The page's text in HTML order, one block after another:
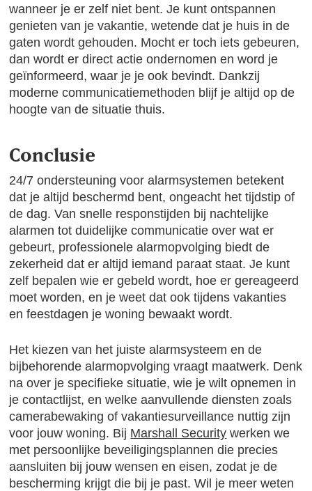
wanneer je er zelf niet bent. Je kunt ontspannen
genieten van je vakantie, wetende dat je huis in de
gaten wordt gehouden. Mocht er toch iets gebeuren,
dan wordt er direct actie ondernomen en word je
geïnformeerd, waar je je ook bevindt. Dankzij
moderne communicatiemethoden blijf je altijd op de
hoogte van de situatie thuis.
Conclusie
24/7 ondersteuning voor alarmsystemen betekent
dat je altijd beschermd bent, ongeacht het tijdstip of
de dag. Van snelle responstijden bij nachtelijke
alarmen tot duidelijke communicatie over wat er
gebeurt, professionele alarmopvolging biedt de
zekerheid dat er altijd iemand paraat staat. Je kunt
zelf bepalen wie er gebeld wordt, hoe er gereageerd
moet worden, en je weet dat ook tijdens vakanties
en feestdagen je woning bewaakt wordt.
Het kiezen van het juiste alarmsysteem en de
bijbehorende alarmopvolging vraagt maatwerk. Denk
na over je specifieke situatie, wie je wilt opnemen in
je contactlijst, en welke aanvullende diensten zoals
camerabewaking of vakantiesurveillance nuttig zijn
voor jouw woning. Bij Marshall Security werken we
met persoonlijke beveiligingsplannen die precies
aansluiten bij jouw wensen en eisen, zodat je de
bescherming krijgt die bij je past. Wil je meer weten